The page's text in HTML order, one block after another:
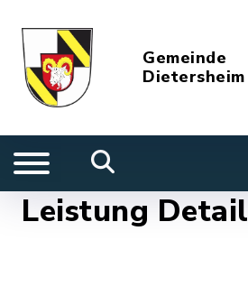
Gemeinde
Dietersheim
Leistung Detail